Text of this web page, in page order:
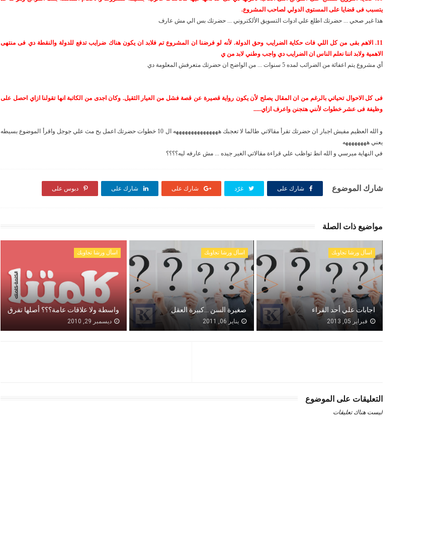
يتسبب فى قضايا على المستوى الدولي لصاحب المشروع.
هذا غير صحي ... حضرتك اطلع علي ادوات التسويق الألكتروني ... حضرتك بس الي مش عارف
11. الاهم بقى من كل اللي فات حكاية الضرايب وحق الدولة. لأنه لو فرضنا ان المشروع تم فلابد ان يكون هناك ضرايب تدفع للدولة والنقطة دي فى منتهى
الاهمية ولابد اننا نعلم الناس ان الضرايب دي واجب وطني لابد من ي
أي مشروع يتم اعفائة من الضرائب لمده 5 سنوات ... من الواضح ان حضرتك متعرفش المعلومة دي
فى كل الاحوال تحياتي بالرغم من ان المقال يصلح لأن يكون رواية قصيرة عن قصة فشل من العيار الثقيل. وكان اجدى من الكاتبة انها تقولنا ازاي احصل على
وظيفة فى عشر خطوات لأنني هتجنن واعرف ازاي.....
و الله العظيم مفيش اجبار ان حضرتك تقرأ مقالاتي طالما لا تعجبك هههههههههههههههه ال 10 خطوات حضرتك اعمل بح مث علي جوجل واقرأ الموضوع بسيطه
يعني ههههههههه
في النهاية ميرسي و الله انط تواظب علي قراءة مقالاتي الغير جيده ... مش عارفه ليه؟؟؟؟
شارك الموضوع شارك على غرّد شارك على شارك على دبوس على
مواضيع ذات الصلة
اسأل ورشا تجاوبك
اجابات علي أحد القراء
فبراير 05, 2013
اسأل ورشا تجاوبك
صغيرة السن ...كبيرة العقل
يناير 06, 2011
اسأل ورشا تجاوبك
واسطة ولا علاقات عامة؟؟؟ أصلها تفرق
ديسمبر 29, 2010
التعليقات على الموضوع
ليست هناك تعليقات